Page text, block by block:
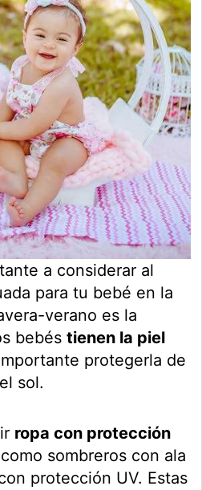
a considerar al
para tu bebé en la
verano es la
bebéstienen la piel
protegerla de
sol.
ropa con protección
sombreros con ala
protección UV. Estas